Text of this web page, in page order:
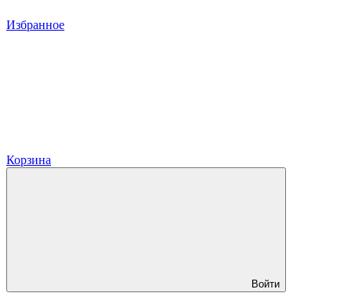
Избранное
Корзина
Войти